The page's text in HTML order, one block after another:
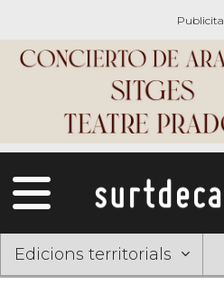
Edicions territorials